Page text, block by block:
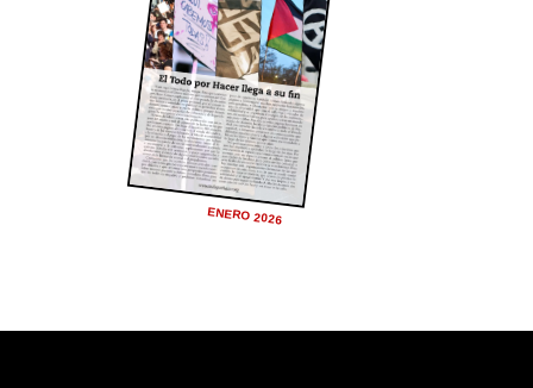
ENERO 2026